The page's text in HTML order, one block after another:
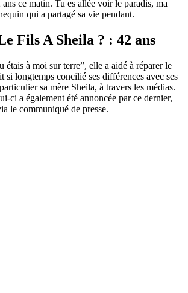
ans ce matin. Tu es allée voir le paradis, ma
qui a partagé sa vie pendant.
Fils A Sheila ? : 42 ans
étais à moi sur terre”, elle a aidé à réparer le
si longtemps concilié ses différences avec ses
sa mère Sheila, à travers les médias.
ci a également été annoncée par ce dernier,
le communiqué de presse.